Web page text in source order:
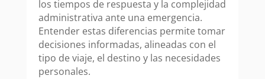
los tiempos de respuesta y la complejidad
administrativa ante una emergencia.
Entender estas diferencias permite tomar
decisiones informadas, alineadas con el
tipo de viaje, el destino y las necesidades
personales.